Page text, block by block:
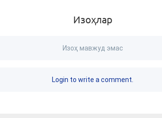
Изоҳлар
Изоҳ мавжуд эмас
Login to write a comment.